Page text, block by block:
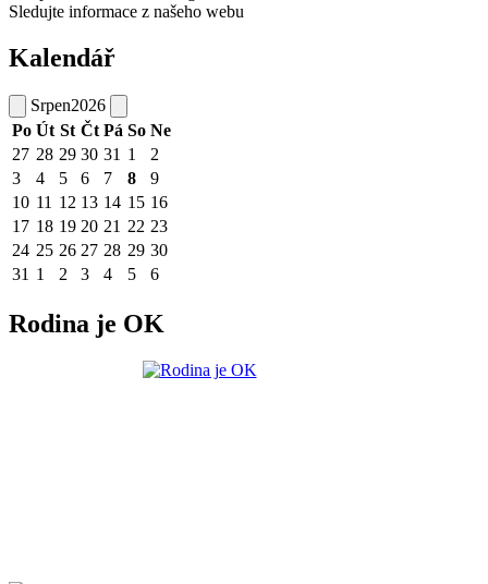
Sledujte informace z našeho webu
Kalendář
Srpen2026
Po Út St Čt Pá So Ne
27 28 29 30 31 1
2
3
4 5 6 7 8
9
10 11 12 13 14 15 16
17 18 19 20 21 22 23
24 25 26 27 28 29 30
31 1 2 3 4 5 6
Rodina je OK